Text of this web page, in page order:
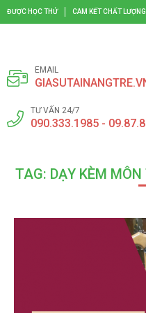
ĐƯỢC HỌC THỬ CAM KẾT CHẤT LƯỢNG
EMAIL
TƯ VẤN 24/7
090.333.1985 -
TAG: DẠY KÈM